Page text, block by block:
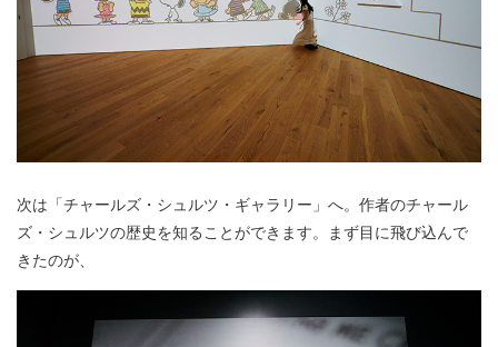
次は「チャールズ・シュルツ・ギャラリー」へ。作者のチャール
ズ・シュルツの歴史を知ることができます。まず目に飛び込んで
きたのが、